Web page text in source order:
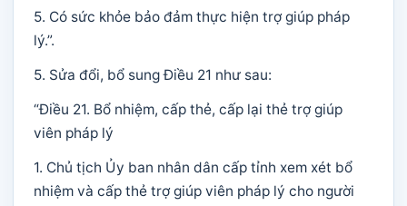
5. Có sức khỏe bảo đảm thực hiện trợ giúp pháp
lý.”.
5. Sửa đổi, bổ sung Điều 21 như sau:
“Điều 21. Bổ nhiệm, cấp thẻ, cấp lại thẻ trợ giúp
viên pháp lý
1. Chủ tịch Ủy ban nhân dân cấp tỉnh xem xét bổ
nhiệm và cấp thẻ trợ giúp viên pháp lý cho người